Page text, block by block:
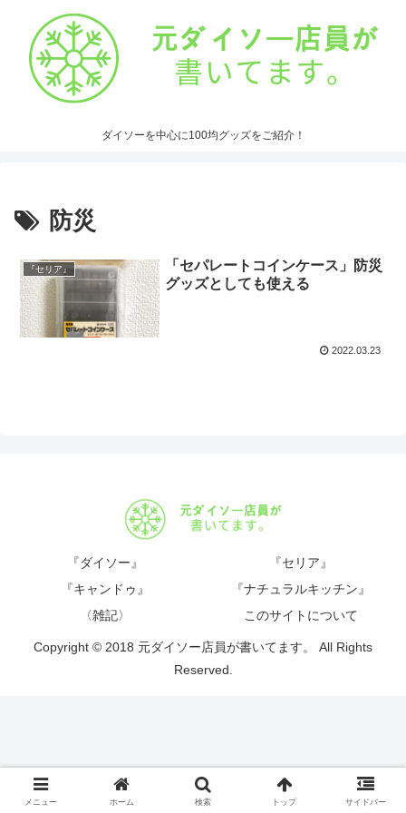
ダイソーを中心に100均グッズをご紹介！
防災
『セリア』
「セパレートコインケース」防災
グッズとしても使える
2022.03.23
『ダイソー』
『セリア』
『キャンドゥ』
『ナチュラルキッチン』
〈雑記〉
このサイトについて
Copyright © 2018 元ダイソー店員が書いてます。 All Rights
Reserved.
メニュー ホーム 検索 トップ サイドバー